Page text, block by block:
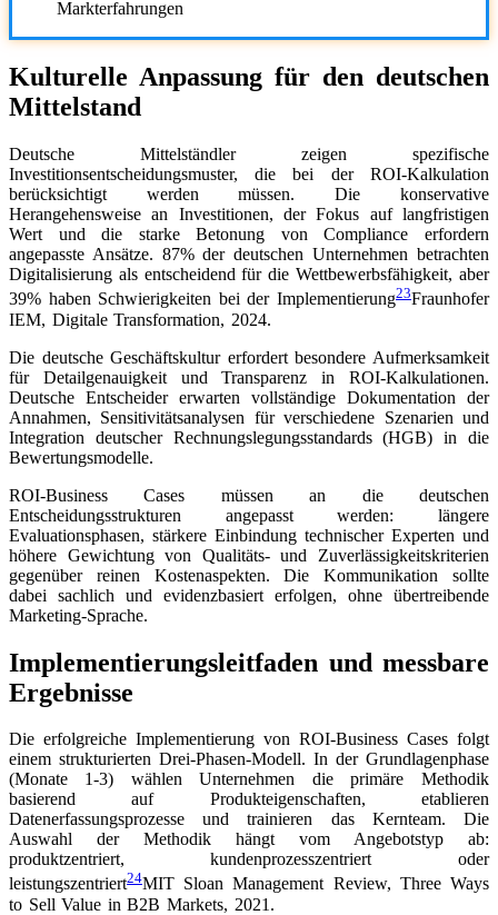
Markterfahrungen
Kulturelle Anpassung für den deutschen
Mittelstand
Deutsche Mittelständler zeigen spezifische
Investitionsentscheidungsmuster, die bei der ROI-Kalkulation
berücksichtigt werden müssen. Die konservative
Herangehensweise an Investitionen, der Fokus auf langfristigen
Wert und die starke Betonung von Compliance erfordern
angepasste Ansätze. 87% der deutschen Unternehmen betrachten
Digitalisierung als entscheidend für die Wettbewerbsfähigkeit, aber
39% haben Schwierigkeiten bei der Implementierung23Fraunhofer
IEM, Digitale Transformation, 2024.
Die deutsche Geschäftskultur erfordert besondere Aufmerksamkeit
für Detailgenauigkeit und Transparenz in ROI-Kalkulationen.
Deutsche Entscheider erwarten vollständige Dokumentation der
Annahmen, Sensitivitätsanalysen für verschiedene Szenarien und
Integration deutscher Rechnungslegungsstandards (HGB) in die
Bewertungsmodelle.
ROI-Business Cases müssen an die deutschen
Entscheidungsstrukturen angepasst werden: längere
Evaluationsphasen, stärkere Einbindung technischer Experten und
höhere Gewichtung von Qualitäts- und Zuverlässigkeitskriterien
gegenüber reinen Kostenaspekten. Die Kommunikation sollte
dabei sachlich und evidenzbasiert erfolgen, ohne übertreibende
Marketing-Sprache.
Implementierungsleitfaden und messbare
Ergebnisse
Die erfolgreiche Implementierung von ROI-Business Cases folgt
einem strukturierten Drei-Phasen-Modell. In der Grundlagenphase
(Monate 1-3) wählen Unternehmen die primäre Methodik
basierend auf Produkteigenschaften, etablieren
Datenerfassungsprozesse und trainieren das Kernteam. Die
Auswahl der Methodik hängt vom Angebotstyp ab:
produktzentriert, kundenprozesszentriert oder
leistungszentriert24MIT Sloan Management Review, Three Ways
to Sell Value in B2B Markets, 2021 .